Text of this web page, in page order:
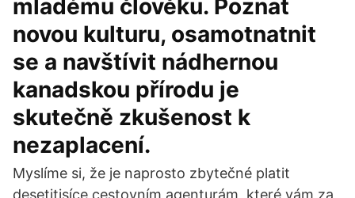
mladému člověku. Poznat
novou kulturu, osamotnatnit
se a navštívit nádhernou
kanadskou přírodu je
skutečně zkušenost k
nezaplacení.
Myslíme si, že je naprosto zbytečné platit
desetitisíce cestovním agenturám, které vám za